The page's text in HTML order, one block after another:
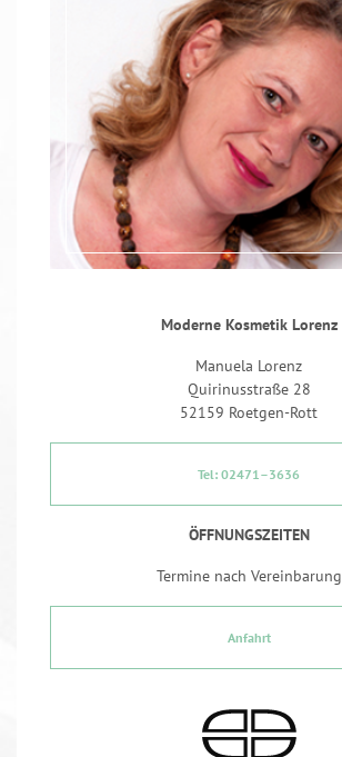
Moderne Kosmetik Lorenz
Manuela Lorenz
Quirinusstraße 28
52159 Roetgen-Rott
Tel: 02471–3636
ÖFFNUNGSZEITEN
Termine nach Vereinbarung
Anfahrt